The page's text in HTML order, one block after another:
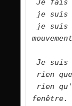
Je
je
je suis
Je
rien
rien